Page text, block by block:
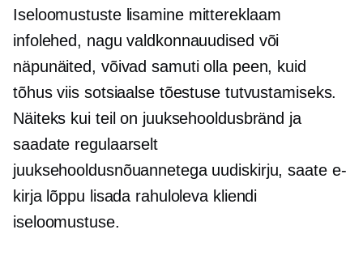
Iseloomustuste lisamine mittereklaam
infolehed, nagu valdkonnauudised või
näpunäited, võivad samuti olla peen, kuid
tõhus viis sotsiaalse tõestuse tutvustamiseks.
Näiteks kui teil on juuksehooldusbränd ja
saadate regulaarselt
juuksehooldusnõuannetega uudiskirju, saate e-
kirja lõppu lisada rahuloleva kliendi
iseloomustuse.